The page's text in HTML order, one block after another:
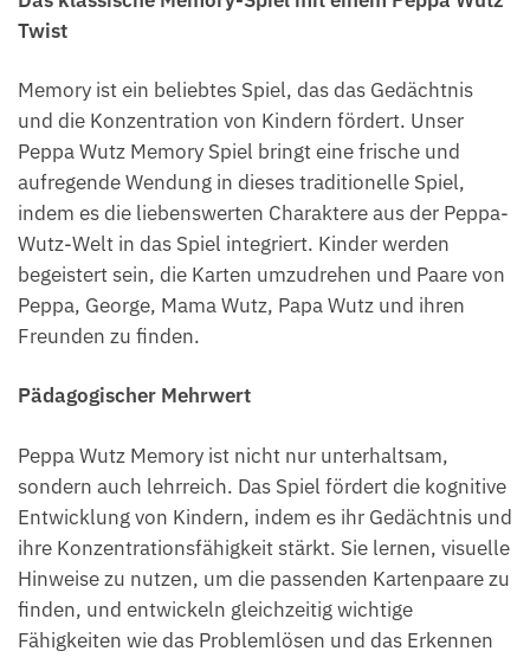
Twist
Memory ist ein beliebtes Spiel, das das Gedächtnis
und die Konzentration von Kindern fördert. Unser
Peppa Wutz Memory Spiel bringt eine frische und
aufregende Wendung in dieses traditionelle Spiel,
indem es die liebenswerten Charaktere aus der Peppa-
Wutz-Welt in das Spiel integriert. Kinder werden
begeistert sein, die Karten umzudrehen und Paare von
Peppa, George, Mama Wutz, Papa Wutz und ihren
Freunden zu finden.
Pädagogischer Mehrwert
Peppa Wutz Memory ist nicht nur unterhaltsam,
sondern auch lehrreich. Das Spiel fördert die kognitive
Entwicklung von Kindern, indem es ihr Gedächtnis und
ihre Konzentrationsfähigkeit stärkt. Sie lernen, visuelle
Hinweise zu nutzen, um die passenden Kartenpaare zu
finden, und entwickeln gleichzeitig wichtige
Fähigkeiten wie das Problemlösen und das Erkennen